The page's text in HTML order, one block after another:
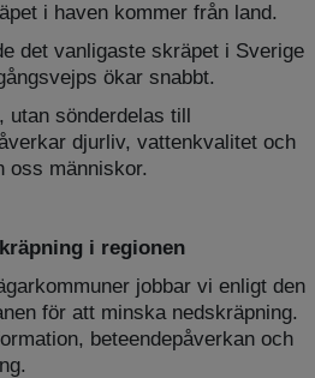
i haven kommer från land.
det vanligaste skräpet i Sverige
ökar snabbt.
utan sönderdelas till
djurliv, vattenkvalitet och
oss människor.
i regionen
jobbar vi enligt den
för att minska nedskräpning.
beteendepåverkan och